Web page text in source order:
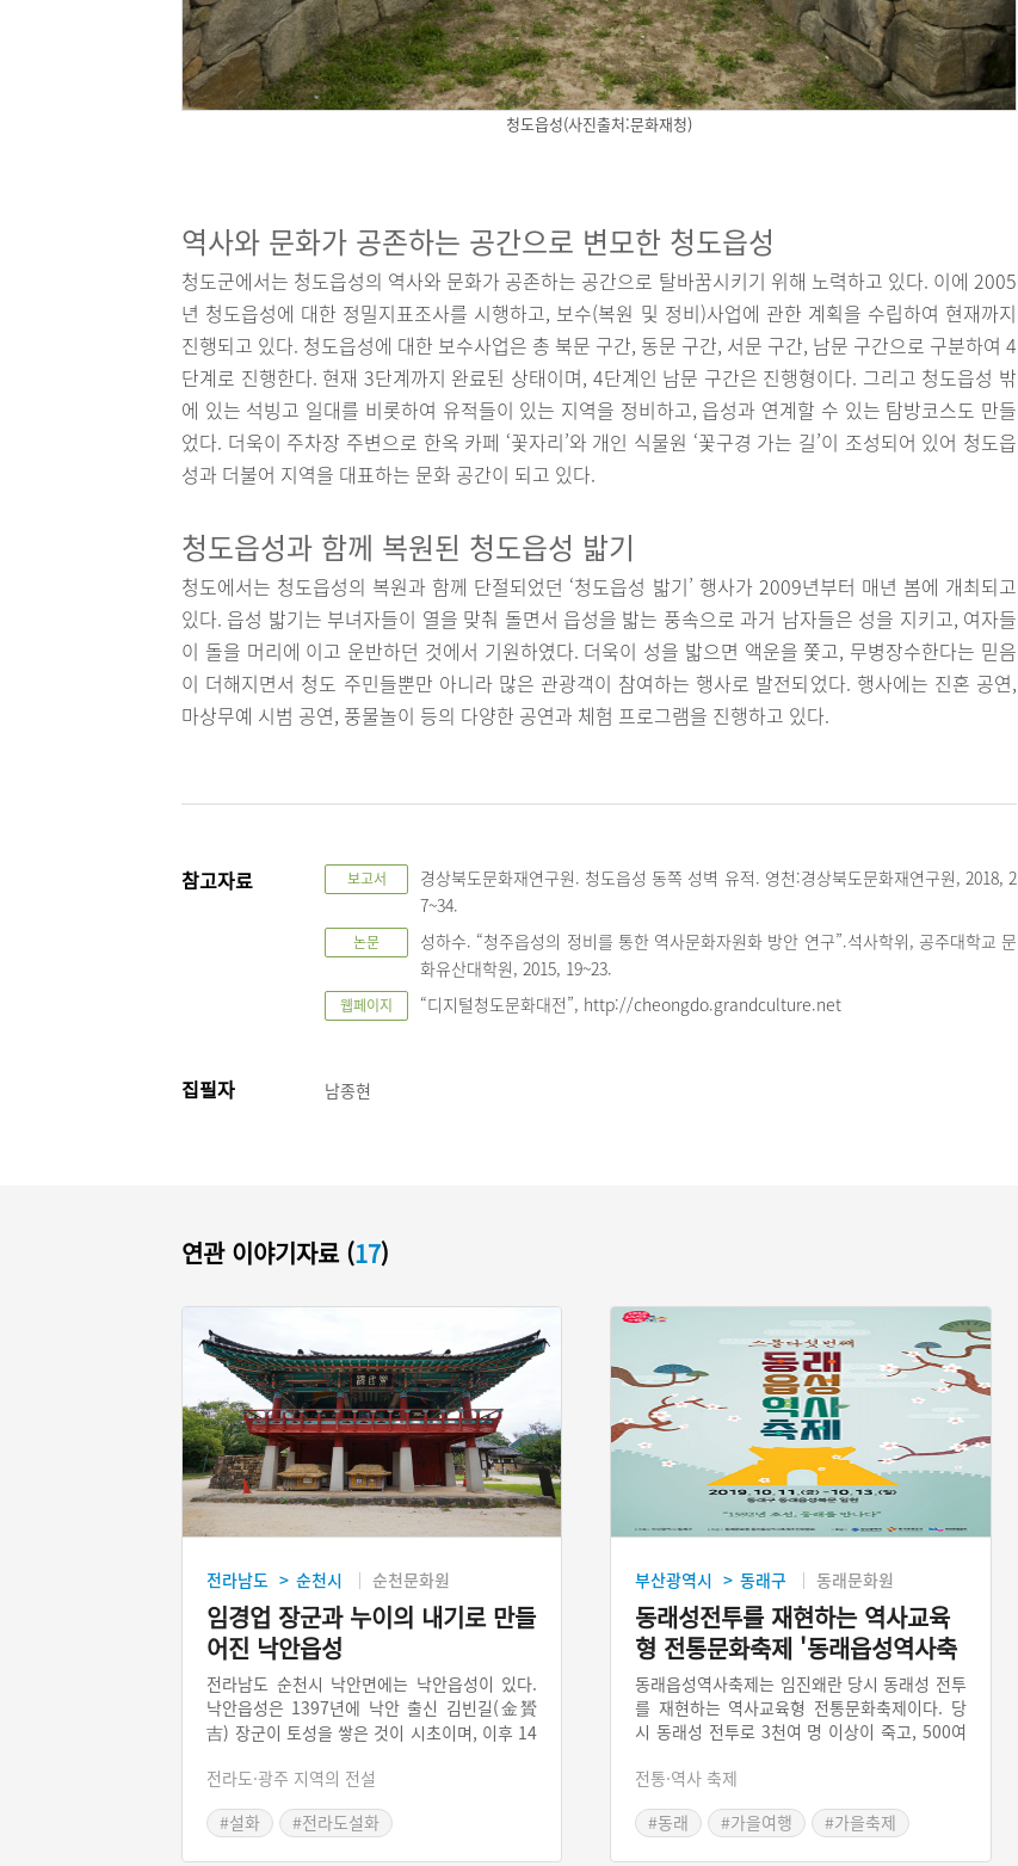
청도읍성(사진출처:문화재청)
역사와 문화가 공존하는 공간으로 변모한 청도읍성
청도군에서는 청도읍성의 역사와 문화가 공존하는 공간으로 탈바꿈시키기 위해 노력하고 있다. 이에 2005
년 청도읍성에 대한 정밀지표조사를 시행하고, 보수(복원 및 정비)사업에 관한 계획을 수립하여 현재까지
진행되고 있다. 청도읍성에 대한 보수사업은 총 북문 구간, 동문 구간, 서문 구간, 남문 구간으로 구분하여 4
단계로 진행한다. 현재 3단계까지 완료된 상태이며, 4단계인 남문 구간은 진행형이다. 그리고 청도읍성 밖
에 있는 석빙고 일대를 비롯하여 유적들이 있는 지역을 정비하고, 읍성과 연계할 수 있는 탐방코스도 만들
었다. 더욱이 주차장 주변으로 한옥 카페 ‘꽃자리’와 개인 식물원 ‘꽃구경 가는 길’이 조성되어 있어 청도읍
성과 더불어 지역을 대표하는 문화 공간이 되고 있다.
청도읍성과 함께 복원된 청도읍성 밟기
청도에서는 청도읍성의 복원과 함께 단절되었던 ‘청도읍성 밟기’ 행사가 2009년부터 매년 봄에 개최되고
있다. 읍성 밟기는 부녀자들이 열을 맞춰 돌면서 읍성을 밟는 풍속으로 과거 남자들은 성을 지키고, 여자들
이 돌을 머리에 이고 운반하던 것에서 기원하였다. 더욱이 성을 밟으면 액운을 쫓고, 무병장수한다는 믿음
이 더해지면서 청도 주민들뿐만 아니라 많은 관광객이 참여하는 행사로 발전되었다. 행사에는 진혼 공연,
마상무예 시범 공연, 풍물놀이 등의 다양한 공연과 체험 프로그램을 진행하고 있다.
참고자료 보고서
경상북도문화재연구원. 청도읍성 동쪽 성벽 유적. 영천:경상북도문화재연구원, 2018, 2
7~34.
논문
성하수. “청주읍성의 정비를 통한 역사문화자원화 방안 연구”.석사학위, 공주대학교 문
화유산대학원, 2015, 19~23.
웹페이지 “디지털청도문화대전”, http://cheongdo.grandculture.net
집필자 남종현
연관 이야기자료 (17)
전라남도 > 순천시 순천문화원
임경업 장군과 누이의 내기로 만들
어진 낙안읍성
전라남도 순천시 낙안면에는 낙안읍성이 있다.
낙안읍성은 1397년에 낙안 출신 김빈길(金贇
吉) 장군이 토성을 쌓은 것이 시초이며, 이후 14
경업(林慶業) 장군이 낙안 군수로 있을 때 지금
의 모습으로 완성되었다고 한다. 낙안 지역에서
는 임경업 장군이 최고의 영웅을 넘어 마을의 수
전라도·광주 지역의 전설
#설화
#전라도설화
부산광역시 > 동래구 동래문화원
동래성전투를 재현하는 역사교육
형 전통문화축제 '동래읍성역사축
제'
동래읍성역사축제는 임진왜란 당시 동래성 전투
를 재현하는 역사교육형 전통문화축제이다. 당
시 동래성 전투로 3천여 명 이상이 죽고, 500여
의 주요 행사로는 ‘동래부사부임행차길놀이, 동
래성전투 재현 뮤지컬, 동래세가닥줄다리기’가
있다. 동래읍성역사축제를 통해 동래의 전통문
전통·역사 축제
#동래
#가을여행 #가을축제